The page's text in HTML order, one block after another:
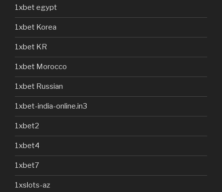
1xbet egypt
1xbet Korea
1xbet KR
1xbet Morocco
1xbet Russian
1xbet-india-online.in3
1xbet2
1xbet4
1xbet7
1xslots-az